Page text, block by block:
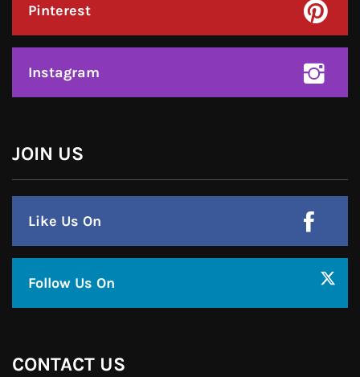
Pinterest
Instagram
JOIN US
Like Us On
Follow Us On
CONTACT US